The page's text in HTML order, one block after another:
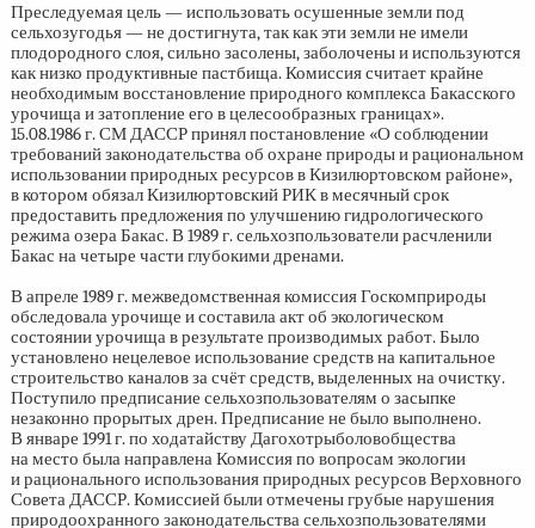
Преследуемая цель — использовать осушенные земли под
сельхозугодья — не достигнута, так как эти земли не имели
плодородного слоя, сильно засолены, заболочены и используются
как низко продуктивные пастбища. Комиссия считает крайне
необходимым восстановление природного комплекса Бакасского
урочища и затопление его в целесообразных границах».
15.08.1986 г. СМ ДАССР принял постановление «О соблюдении
требований законодательства об охране природы и рациональном
использовании природных ресурсов в Кизилюртовском районе»,
в котором обязал Кизилюртовский РИК в месячный срок
предоставить предложения по улучшению гидрологического
режима озера Бакас. В 1989 г. сельхозпользователи расчленили
Бакас на четыре части глубокими дренами.
В апреле 1989 г. межведомственная комиссия Госкомприроды
обследовала урочище и составила акт об экологическом
состоянии урочища в результате производимых работ. Было
установлено нецелевое использование средств на капитальное
строительство каналов за счёт средств, выделенных на очистку.
Поступило предписание сельхозпользователям о засыпке
незаконно прорытых дрен. Предписание не было выполнено.
В январе 1991 г. по ходатайству Дагохотрыболовобщества
на место была направлена Комиссия по вопросам экологии
и рационального использования природных ресурсов Верховного
Совета ДАССР. Комиссией были отмечены грубые нарушения
природоохранного законодательства сельхозпользователями